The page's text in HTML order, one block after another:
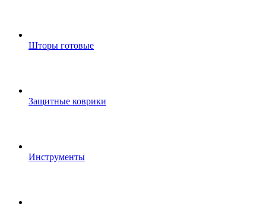
Шторы готовые
Защитные коврики
Инструменты